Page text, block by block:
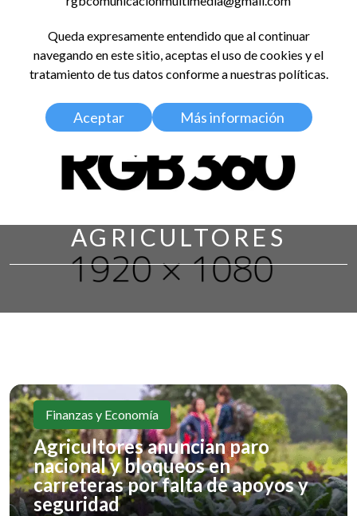
LinkedIn
RED GLOBAL
BALDOSA 360
AGRICULTORES
Finanzas y Economía
Agricultores anuncian paro
nacional y bloqueos en
carreteras por falta de apoyos y
seguridad
Queda expresamente entendido que al continuar
navegando en este sitio, aceptas el uso de cookies y el
tratamiento de tus datos conforme a nuestras políticas.
Aceptar Más información